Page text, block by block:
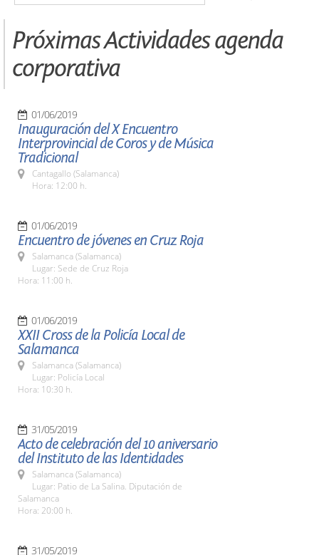
Próximas Actividades agenda
corporativa
01/06/2019
Inauguración del X Encuentro
Interprovincial de Coros y de Música
Tradicional
Cantagallo (Salamanca)
Hora: 12:00 h.
01/06/2019
Encuentro de jóvenes en Cruz Roja
Salamanca (Salamanca)
Lugar: Sede de Cruz Roja
Hora: 11:00 h.
01/06/2019
XXII Cross de la Policía Local de
Salamanca
Salamanca (Salamanca)
Lugar: Policía Local
Hora: 10:30 h.
31/05/2019
Acto de celebración del 10 aniversario
del Instituto de las Identidades
Salamanca (Salamanca)
Lugar: Patio de La Salina. Diputación de
Salamanca
Hora: 20:00 h.
31/05/2019